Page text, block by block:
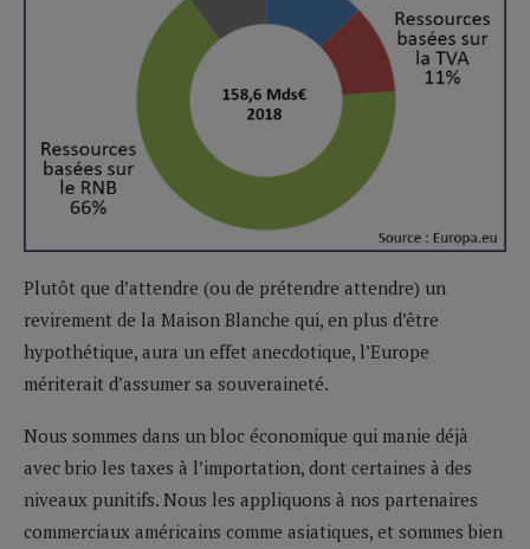
Plutôt que d’attendre (ou de prétendre attendre) un
revirement de la Maison Blanche qui, en plus d’être
hypothétique, aura un effet anecdotique, l’Europe
mériterait d’assumer sa souveraineté.
Nous sommes dans un bloc économique qui manie déjà
avec brio les taxes à l’importation, dont certaines à des
niveaux punitifs. Nous les appliquons à nos partenaires
commerciaux américains comme asiatiques, et sommes bien